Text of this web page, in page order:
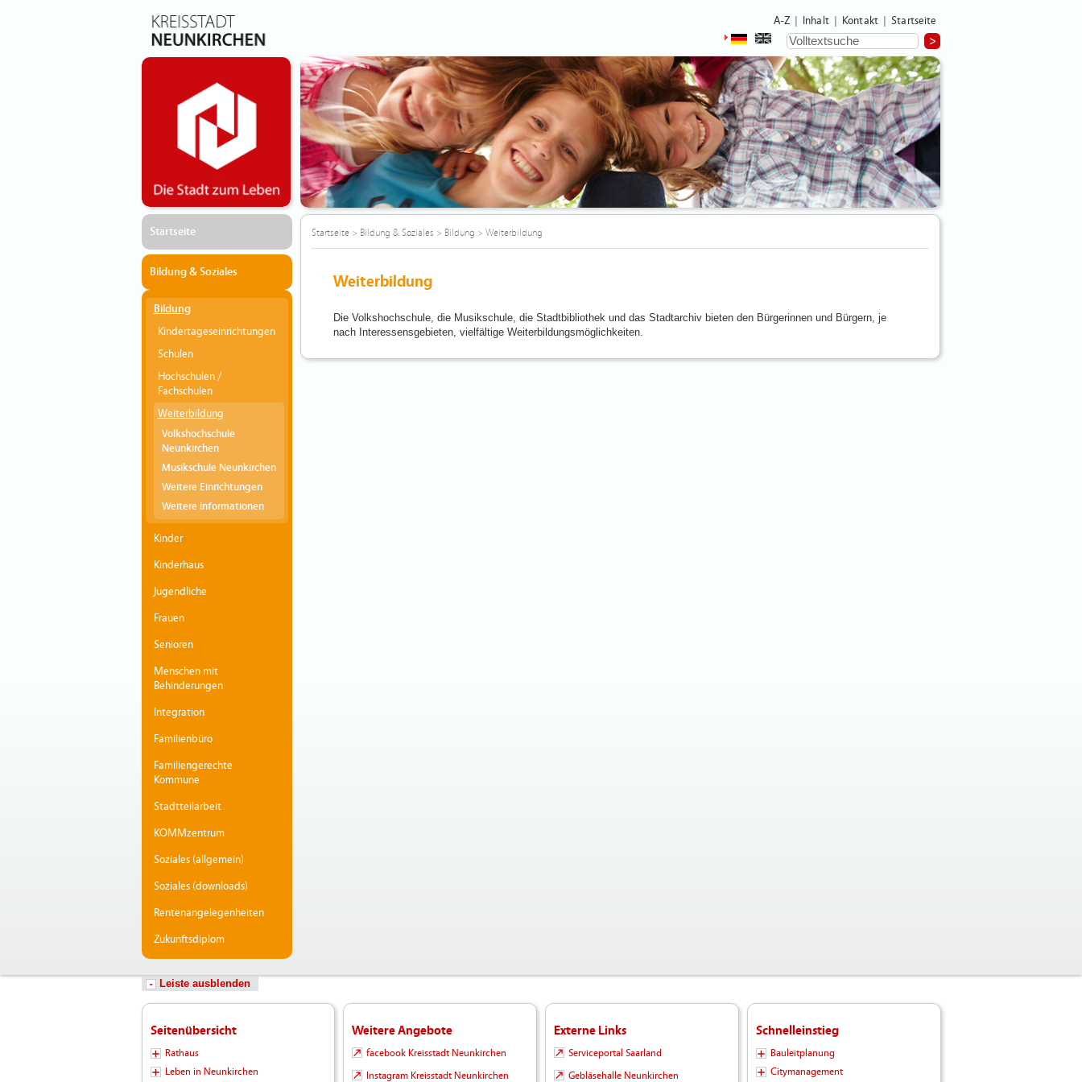
A-Z Inhalt Kontakt Startseite
Startseite
Bildung & Soziales
Bildung
Kindertageseinrichtungen
Schulen
Hochschulen /
Fachschulen
Weiterbildung
Volkshochschule
Neunkirchen
Musikschule Neunkirchen
Weitere Einrichtungen
Weitere Informationen
Kinder
Kinderhaus
Jugendliche
Frauen
Senioren
Menschen mit
Behinderungen
Integration
Familienbüro
Familiengerechte
Kommune
Stadtteilarbeit
KOMMzentrum
Soziales (allgemein)
Soziales (downloads)
Rentenangelegenheiten
Zukunftsdiplom
Startseite> Bildung & Soziales > Bildung > Weiterbildung
Weiterbildung
Die Volkshochschule, die Musikschule, die Stadtbibliothek und das Stadtarchiv bieten den Bürgerinnen und Bürgern, je
nach Interessensgebieten, vielfältige Weiterbildungsmöglichkeiten.
Leiste ausblenden
Seitenübersicht
Rathaus
Leben in Neunkirchen
Weitere Angebote
facebook Kreisstadt Neunkirchen
Instagram Kreisstadt Neunkirchen
Externe Links
Serviceportal Saarland
Gebläsehalle Neunkirchen
Schnelleinstieg
Bauleitplanung
Citymanagement